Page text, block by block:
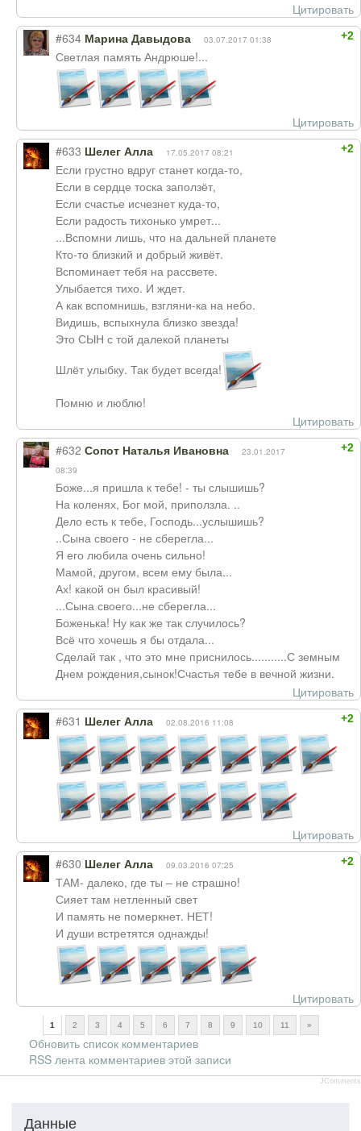
Цитировать
+2
#634 Марина Давыдова 03.07.2017 01:38
Светлая память Андрюше!...
Цитировать
+2
#633 Шелег Алла 17.05.2017 08:21
Если грустно вдруг станет когда-то,
Если в сердце тоска заползёт,
Если счастье исчезнет куда-то,
Если радость тихонько умрет...
...Вспомни лишь, что на дальней планете
Кто-то близкий и добрый живёт.
Вспоминает тебя на рассвете.
Улыбается тихо. И ждет.
А как вспомнишь, взгляни-ка на небо.
Видишь, вспыхнула близко звезда!
Это СЫН с той далекой планеты
Шлёт улыбку. Так будет всегда!
Помню и люблю!
Цитировать
+2
#632 Сопот Наталья Ивановна
23.01.2017
08:39
Боже...я пришла к тебе! - ты слышишь?
На коленях, Бог мой, приползла. ..
Дело есть к тебе, Господь...услышишь?
..Сына своего - не сберегла...
Я его любила очень сильно!
Мамой, другом, всем ему была...
Ах! какой он был красивый!
...Сына своего...не сберегла...
Боженька! Ну как же так случилось?
Всё что хочешь я бы отдала...
Сделай так , что это мне приснилось...........С земным
Днем рождения,сынок!Счастья тебе в вечной жизни.
Цитировать
+2
#631 Шелег Алла 02.08.2016 11:08
Цитировать
+2
#630 Шелег Алла 09.03.2016 07:25
ТАМ- далеко, где ты – не страшно!
Сияет там нетленный свет
И память не померкнет. НЕТ!
И души встретятся однажды!
Цитировать
1 2 3 4 5 6 7 8 9 10 11 »
Обновить список комментариев
RSS лента комментариев этой записи
JComments
Данные